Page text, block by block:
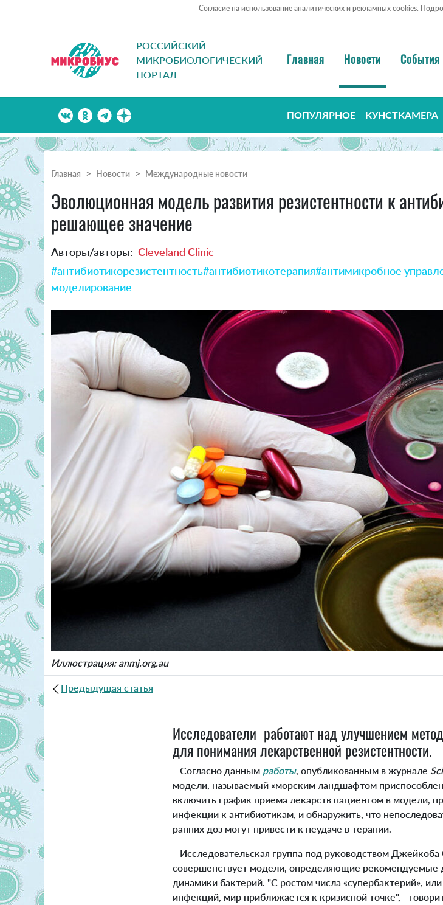
Согласие на использование аналитических и рекламных cookies.
РОССИЙСКИЙ
МИКРОБИОЛОГИЧЕСКИЙ
ПОРТАЛ
Главная Новости События
ПОПУЛЯРНОЕ КУНСТКАМЕРА
Главная Новости Международные новости
Эволюционная модель развития резистентности к
решающее значение
Авторы/авторы: Cleveland Clinic
#антибиотикорезистентность#антибиотикотерапия#антимикробное
моделирование
Иллюстрация: anmj.org.au
Предыдущая статья
Исследователи работают над улучшением
для понимания лекарственной резистентности.
Согласно данным работы, опубликованным в журнале
модели, называемый «морским ландшафтом
включить график приема лекарств пациентом в модели,
инфекции к антибиотикам, и обнаружить, что
ранних доз могут привести к неудаче в терапии.
Исследовательская группа под руководством
совершенствует модели, определяющие рекомендуемые
динамики бактерий. "С ростом числа «супербактерий»,
инфекций, мир приближается к кризисной точке", -